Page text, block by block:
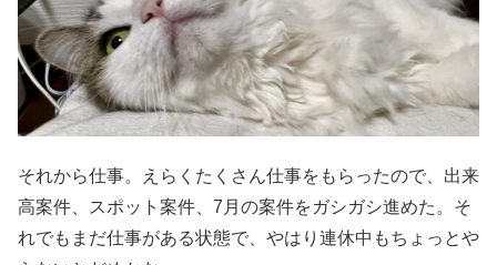
それから仕事。えらくたくさん仕事をもらったので、出来
高案件、スポット案件、7月の案件をガシガシ進めた。そ
れでもまだ仕事がある状態で、やはり連休中もちょっとや